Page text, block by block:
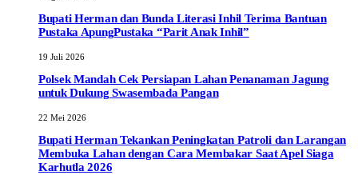
Bupati Herman dan Bunda Literasi Inhil Terima Bantuan
Pustaka ApungPustaka “Parit Anak Inhil”
19 Juli 2026
Polsek Mandah Cek Persiapan Lahan Penanaman Jagung
untuk Dukung Swasembada Pangan
22 Mei 2026
Bupati Herman Tekankan Peningkatan Patroli dan Larangan
Membuka Lahan dengan Cara Membakar Saat Apel Siaga
Karhutla 2026